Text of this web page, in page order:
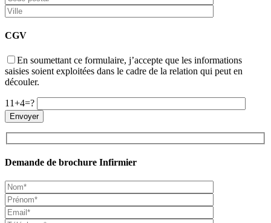
CGV
En soumettant ce formulaire, j’accepte que les informations
saisies soient exploitées dans le cadre de la relation qui peut en
découler.
11+4=?
Demande de brochure Infirmier